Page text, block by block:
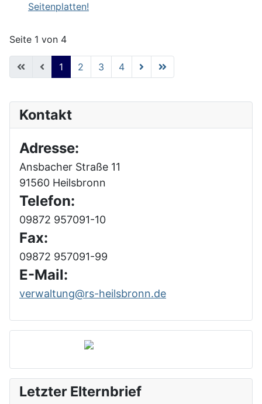
Seitenplatten!
Seite 1 von 4
1 2 3 4
Kontakt
Adresse:
Ansbacher Straße 11
91560 Heilsbronn
Telefon:
09872 957091-10
Fax:
09872 957091-99
E-Mail:
verwaltung@rs-heilsbronn.de
Letzter Elternbrief